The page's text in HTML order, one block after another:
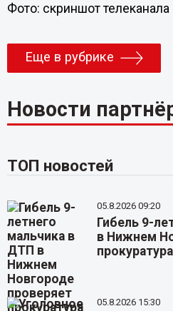
Фото: скриншот телеканала
Еще в рубрике
Новости
ТОП новостей
05.8.2026 09:20
Гибель 9-
в Нижнем
прокуратура
05.8.2026 15:30